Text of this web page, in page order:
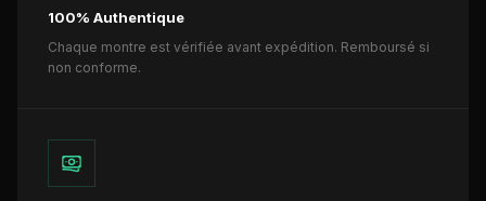
100% Authentique
Chaque montre est vérifiée avant expédition. Remboursé si
non conforme.